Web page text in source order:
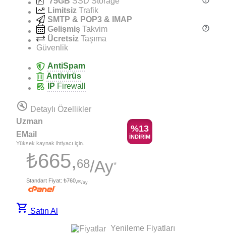
Limitsiz Trafik
SMTP & POP3 & IMAP
Gelişmiş Takvim
Ücretsiz Taşıma
Güvenlik
AntiSpam
Antivirüs
IP Firewall
build_circle Detaylı Özellikler
%13
İNDİRİM
Uzman
EMail
Yüksek kaynak ihtiyacı için.
₺665,68/Ay*
Standart Fiyat: ₺760, 80/ay
shopping_cart Satın Al
Yenileme Fiyatları